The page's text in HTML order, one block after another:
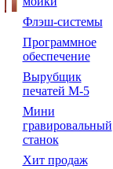
Флэш-системы
Программное
обеспечение
Вырубщик
печатей М-5
Мини
гравировальный
станок
Хит продаж